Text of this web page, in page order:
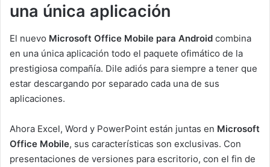
una única aplicación
El nuevo Microsoft Office Mobile para Android combina
en una única aplicación todo el paquete ofimático de la
prestigiosa compañía. Dile adiós para siempre a tener que
estar descargando por separado cada una de sus
aplicaciones.
Ahora Excel, Word y PowerPoint están juntas en Microsoft
Office Mobile, sus características son exclusivas. Con
presentaciones de versiones para escritorio, con el fin de